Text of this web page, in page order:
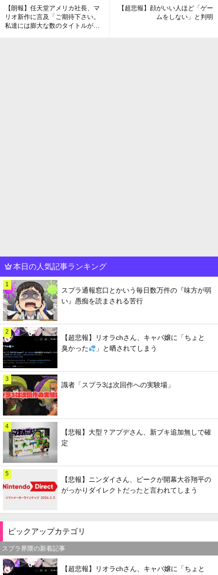
【朗報】任天堂アメリカ社長、マ
リオ新作に言及「ご期待下さい。
私達には膨大な数のタイトルがあ
【超悲報】顔がいい人ほど「ゲー
ムをしない」と判明
本日の人気記事ランキング
1
スプラ通報窓口とかいう毎日数万件の『味方が弱
い』愚痴を読まされる苦行
2
【超悲報】リオラchさん、キャバ嬢に「ちょと
臭かった
」と晒されてしまう
3
識者「スプラ3は次回作への実験場」
4
【悲報】大型？アプデさん、新ブキ追加無しで確
定
5
【悲報】ニンダイさん、ピークが開幕大谷翔平の
がっかりダイレクトだったと言われてしまう
ピックアップカテゴリ
スプラ界隈の新着記事
【超悲報】リオラchさん、キャバ嬢に「ちょと